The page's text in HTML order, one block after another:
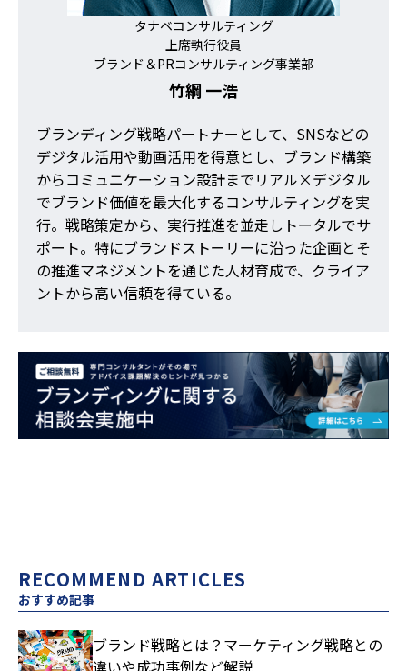
タナベコンサルティング
上席執行役員
ブランド＆PRコンサルティング事業部
竹綱 一浩
ブランディング戦略パートナーとして、SNSなどの
デジタル活用や動画活用を得意とし、ブランド構築
からコミュニケーション設計までリアル×デジタル
でブランド価値を最大化するコンサルティングを実
行。戦略策定から、実行推進を並走しトータルでサ
ポート。特にブランドストーリーに沿った企画とそ
の推進マネジメントを通じた人材育成で、クライア
ントから高い信頼を得ている。
RECOMMEND ARTICLES
おすすめ記事
ブランド戦略とは？マーケティング戦略との
違いや成功事例など解説